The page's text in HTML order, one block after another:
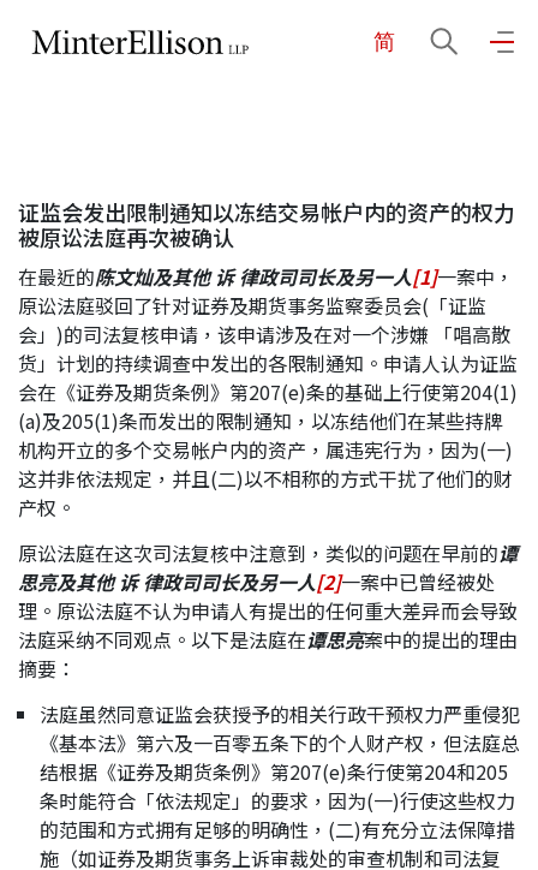
简
关于我们
业务领域
我们的团队
社区投入
应届毕业生招聘
最新消息
地点
证监会发出限制通知以冻结交易帐户内的资产的权力
被原讼法庭再次被确认
在最近的陈文灿及其他 诉 律政司司长及另一人[1]一案中，
原讼法庭驳回了针对证券及期货事务监察委员会(「证监
会」)的司法复核申请，该申请涉及在对一个涉嫌 「唱高散
货」计划的持续调查中发出的各限制通知。申请人认为证监
会在《证券及期货条例》第207(e)条的基础上行使第204(1)
(a)及205(1)条而发出的限制通知，以冻结他们在某些持牌
机构开立的多个交易帐户内的资产，属违宪行为，因为(一)
这并非依法规定，并且(二)以不相称的方式干扰了他们的财
产权。
原讼法庭在这次司法复核中注意到，类似的问题在早前的谭
思亮及其他 诉 律政司司长及另一人[2]一案中已曾经被处
理。原讼法庭不认为申请人有提出的任何重大差异而会导致
法庭采纳不同观点。以下是法庭在谭思亮案中的提出的理由
摘要：
法庭虽然同意证监会获授予的相关行政干预权力严重侵犯
《基本法》第六及一百零五条下的个人财产权，但法庭总
结根据《证券及期货条例》第207(e)条行使第204和205
条时能符合「依法规定」的要求，因为(一)行使这些权力
的范围和方式拥有足够的明确性，(二)有充分立法保障措
施（如证券及期货事务上诉审裁处的审查机制和司法复